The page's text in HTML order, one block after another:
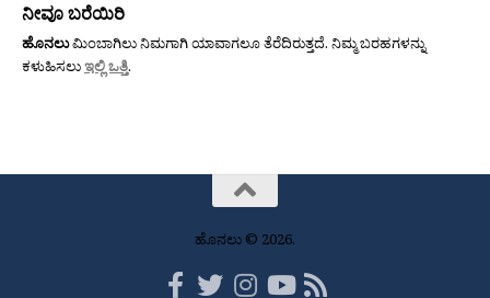
ನೀವೂ ಬರೆಯಿರಿ
ಹೊನಲುಮಿಂಬಾಗಿಲು ನಿಮಗಾಗಿ ಯಾವಾಗಲೂ ತೆರೆದಿರುತ್ತದೆ. ನಿಮ್ಮ ಬರಹಗಳನ್ನು
ಕಳುಹಿಸಲುಇಲ್ಲಿ ಒತ್ತಿ.
ಹೊನಲು © 2026.